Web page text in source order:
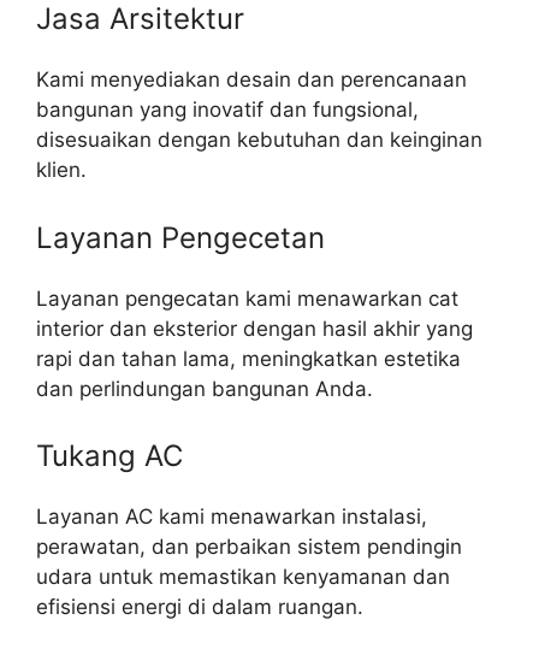
Jasa Arsitektur
Kami menyediakan desain dan perencanaan
bangunan yang inovatif dan fungsional,
disesuaikan dengan kebutuhan dan keinginan
klien.
Layanan Pengecetan
Layanan pengecatan kami menawarkan cat
interior dan eksterior dengan hasil akhir yang
rapi dan tahan lama, meningkatkan estetika
dan perlindungan bangunan Anda.
Tukang AC
Layanan AC kami menawarkan instalasi,
perawatan, dan perbaikan sistem pendingin
udara untuk memastikan kenyamanan dan
efisiensi energi di dalam ruangan.